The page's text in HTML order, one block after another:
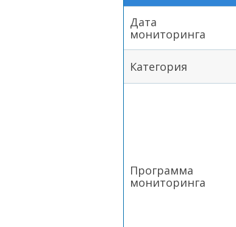
Дата
мониторинга
Категория
Программа
мониторинга